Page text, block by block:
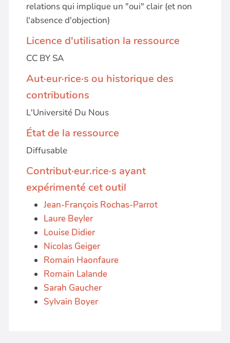
relations qui implique un "oui" clair (et non
l'absence d'objection)
Licence d'utilisation la ressource
CC BY SA
Aut·eur·rice·s ou historique des
contributions
L'Université Du Nous
État de la ressource
Diffusable
Contribut·eur.rice·s ayant
expérimenté cet outil
Jean-François Rochas-Parrot
Laure Beyler
Louise Didier
Nicolas Geiger
Romain Haonfaure
Romain Lalande
Sarah Gaucher
Sylvain Boyer